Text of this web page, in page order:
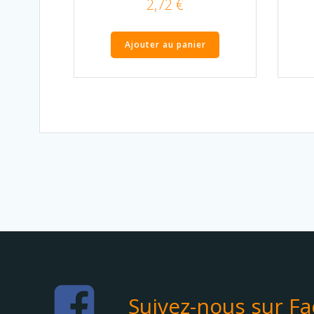
2,72 €
Ajouter au panier
Suivez-nous sur